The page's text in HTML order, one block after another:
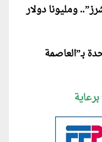
ومليونا دولار
من تنفيذ 40 ألف وحدة بـ”العاصمة